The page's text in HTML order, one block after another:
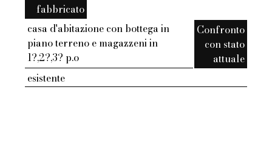
fabbricato
casa d'abitazione con bottega in
piano terreno e magazzeni in
1?,2?,3? p.o
Confronto
con stato
attuale
esistente